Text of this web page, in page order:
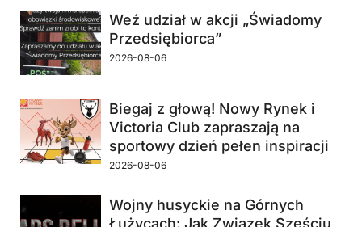
Weź udział w akcji „Świadomy
Przedsiębiorca”
2026-08-06
Biegaj z głową! Nowy Rynek i
Victoria Club zapraszają na
sportowy dzień pełen inspiracji
2026-08-06
Wojny husyckie na Górnych
Łużycach: Jak Związek Sześciu